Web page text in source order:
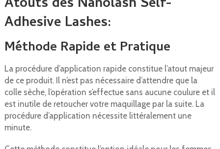
Adhesive Lashes:
Méthode Rapide et Pratique
La procédure d’application rapide constitue l’atout majeur
de ce produit. Il n’est pas nécessaire d’attendre que la
colle sèche, l’opération s’effectue sans aucune coulure et il
est inutile de retoucher votre maquillage par la suite. La
procédure d’application nécessite littéralement une
minute.